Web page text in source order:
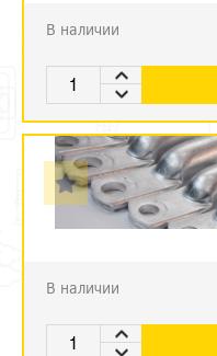
В наличии
В наличии